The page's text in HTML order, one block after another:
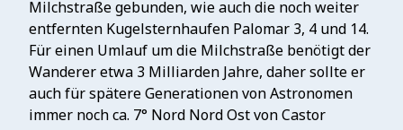
Milchstraße gebunden, wie auch die noch weiter
entfernten Kugelsternhaufen Palomar 3, 4 und 14.
Für einen Umlauf um die Milchstraße benötigt der
Wanderer etwa 3 Milliarden Jahre, daher sollte er
auch für spätere Generationen von Astronomen
immer noch ca. 7° Nord Nord Ost von Castor